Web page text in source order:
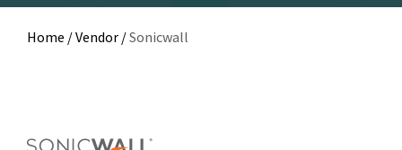
Home /Vendor /Sonicwall